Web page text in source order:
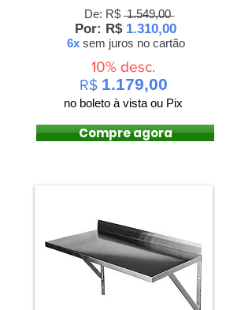
De: R$ ̶1̶.̶5̶4̶9̶,̶0̶0̶
Por: R$ 1.310,00
6x sem juros no cartão
10% desc.
R$ 1.179,00
no boleto à vista ou Pix
Compre agora